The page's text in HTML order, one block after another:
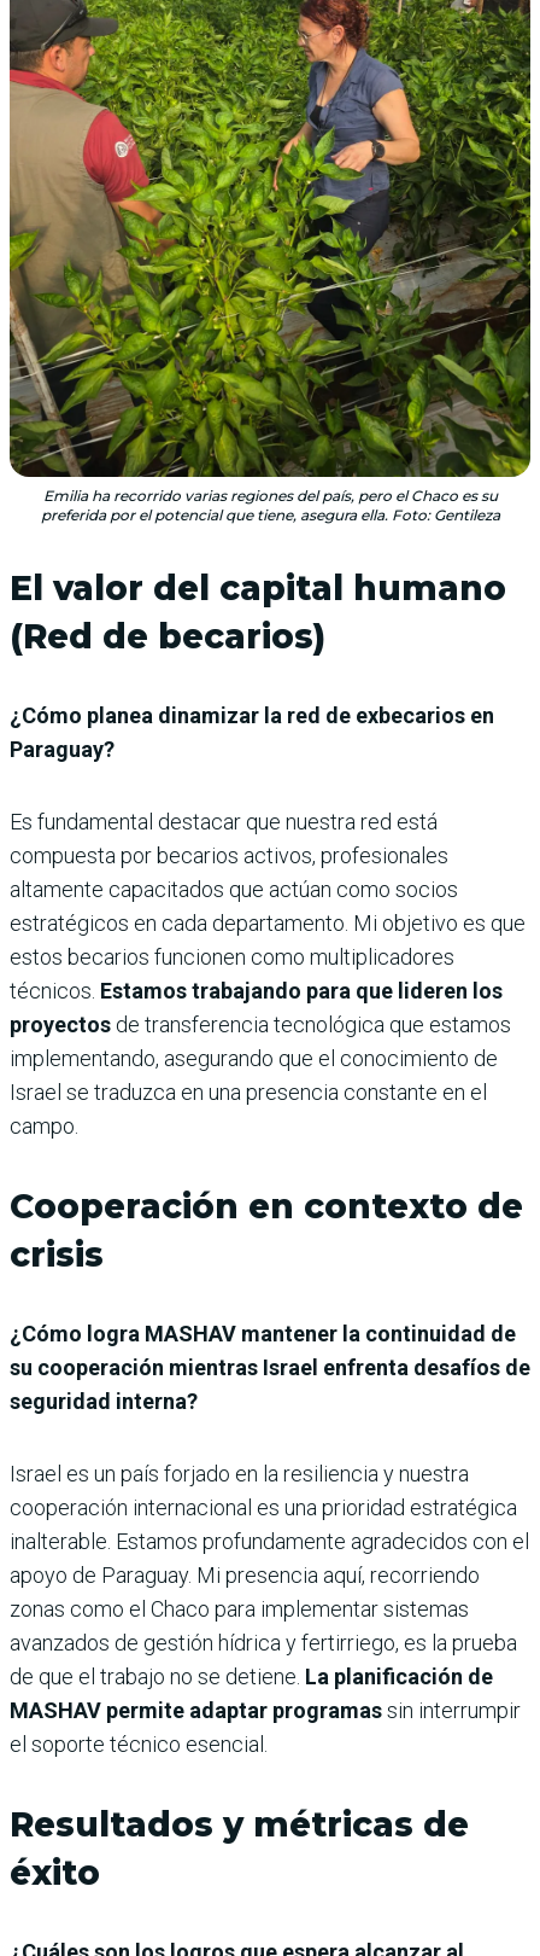
Emilia ha recorrido varias regiones del país, pero el Chaco es su
preferida por el potencial que tiene, asegura ella. Foto: Gentileza
El valor del capital humano
(Red de becarios)
¿Cómo planea dinamizar la red de exbecarios en
Paraguay?
Es fundamental destacar que nuestra red está
compuesta por becarios activos, profesionales
altamente capacitados que actúan como socios
estratégicos en cada departamento. Mi objetivo es que
estos becarios funcionen como multiplicadores
técnicos. Estamos trabajando para que lideren los
proyectos de transferencia tecnológica que estamos
implementando, asegurando que el conocimiento de
Israel se traduzca en una presencia constante en el
campo.
Cooperación en contexto de
crisis
¿Cómo logra MASHAV mantener la continuidad de
su cooperación mientras Israel enfrenta desafíos de
seguridad interna?
Israel es un país forjado en la resiliencia y nuestra
cooperación internacional es una prioridad estratégica
inalterable. Estamos profundamente agradecidos con el
apoyo de Paraguay. Mi presencia aquí, recorriendo
zonas como el Chaco para implementar sistemas
avanzados de gestión hídrica y fertirriego, es la prueba
de que el trabajo no se detiene. La planificación de
MASHAV permite adaptar programassin interrumpir
el soporte técnico esencial.
Resultados y métricas de
éxito